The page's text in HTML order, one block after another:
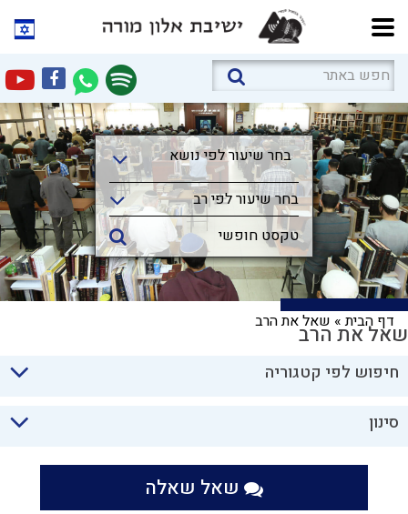
בחר שיעור לפי נושא
בחר שיעור לפי נושא
בחר שיעור לפי רב
דף הבית» שאל את הרבשאל את הרב
חיפוש לפי קטגוריה
סינון
שאל שאלה